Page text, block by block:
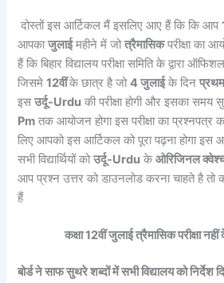
दोस्तों इस आर्टिकल मैं इसलिए आए हैं कि कि आप
आपकाजुलाईमहीने में जोत्रैमासिकपरीक्षा का
हैं कि बिहार विद्यालय परीक्षा समिति के द्वारा
जिसमे12वींके छात्र है जो4 जुलाईके दिन
इसउर्दू-Urdu की परीक्षा होगी और इसका समय
Pm तक आयोजन होगा इस परीक्षा का
लिए आपको इस आर्टिकल को पूरा पढ़ना होगा
सभी विद्यार्थियों कोउर्दू-Urdu केओरिजिनल
आप प्रश्न उत्तर को डाउनलोड करना चाहते है
हैं
कक्षा 12वीं जुलाई त्रैमासिक परीक्षा नहीं
बोर्ड ने साफ सुथरे शब्दों में सभी विद्यालय को निर्देश